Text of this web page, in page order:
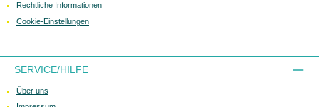
Rechtliche Informationen
Cookie-Einstellungen
SERVICE/HILFE
Über uns